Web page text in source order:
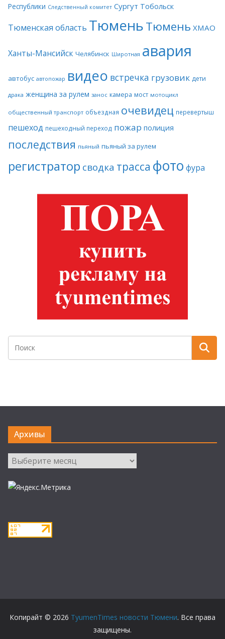
Республики Следственный комитет Сургут Тобольск
Тюменская область ТюменьТюмень ХМАО
Ханты-Мансийск Челябинск Широтная авария
автобус автопожар видео встречка грузовик дети
драка женщина за рулем занос камера мост мотоцикл
общественный транспорт объездная очевидец перевертыш
пешеход пешеходный переход пожар полиция
последствия пьяный пьяный за рулем
регистратор сводка трасса фото фура
Архивы
Архивы
Копирайт © 2026 TyumenTimes новости Тюмени. Все права
защищены.